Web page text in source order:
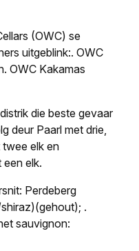
(OWC) se
uitgeblink:. OWC
. OWC Kakamas
die beste gevaar
deur Paarl met drie,
twee elk en
elk.
Perdeberg
.
sauvignon: